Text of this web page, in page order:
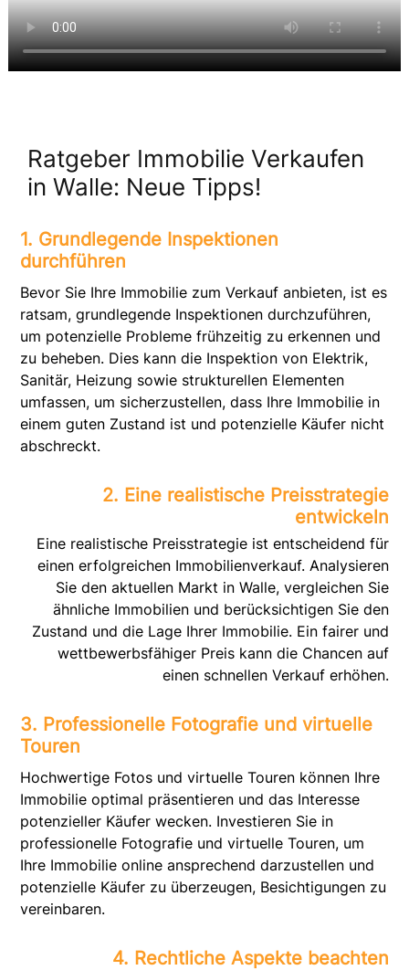
Ratgeber Immobilie Verkaufen
in Walle: Neue Tipps!
1. Grundlegende Inspektionen
durchführen
Bevor Sie Ihre Immobilie zum Verkauf anbieten, ist es
ratsam, grundlegende Inspektionen durchzuführen,
um potenzielle Probleme frühzeitig zu erkennen und
zu beheben. Dies kann die Inspektion von Elektrik,
Sanitär, Heizung sowie strukturellen Elementen
umfassen, um sicherzustellen, dass Ihre Immobilie in
einem guten Zustand ist und potenzielle Käufer nicht
abschreckt.
2. Eine realistische Preisstrategie
entwickeln
Eine realistische Preisstrategie ist entscheidend für
einen erfolgreichen Immobilienverkauf. Analysieren
Sie den aktuellen Markt in Walle, vergleichen Sie
ähnliche Immobilien und berücksichtigen Sie den
Zustand und die Lage Ihrer Immobilie. Ein fairer und
wettbewerbsfähiger Preis kann die Chancen auf
einen schnellen Verkauf erhöhen.
3. Professionelle Fotografie und virtuelle
Touren
Hochwertige Fotos und virtuelle Touren können Ihre
Immobilie optimal präsentieren und das Interesse
potenzieller Käufer wecken. Investieren Sie in
professionelle Fotografie und virtuelle Touren, um
Ihre Immobilie online ansprechend darzustellen und
potenzielle Käufer zu überzeugen, Besichtigungen zu
vereinbaren.
4. Rechtliche Aspekte beachten